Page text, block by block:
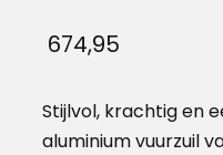
674,95
Stijlvol, krachtig en
aluminium vuurzuil